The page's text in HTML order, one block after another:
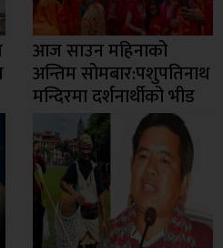
आज साउन महिनाको
अन्तिम सोमबार:पशुपतिनाथ
मन्दिरमा दर्शनार्थीको भीड